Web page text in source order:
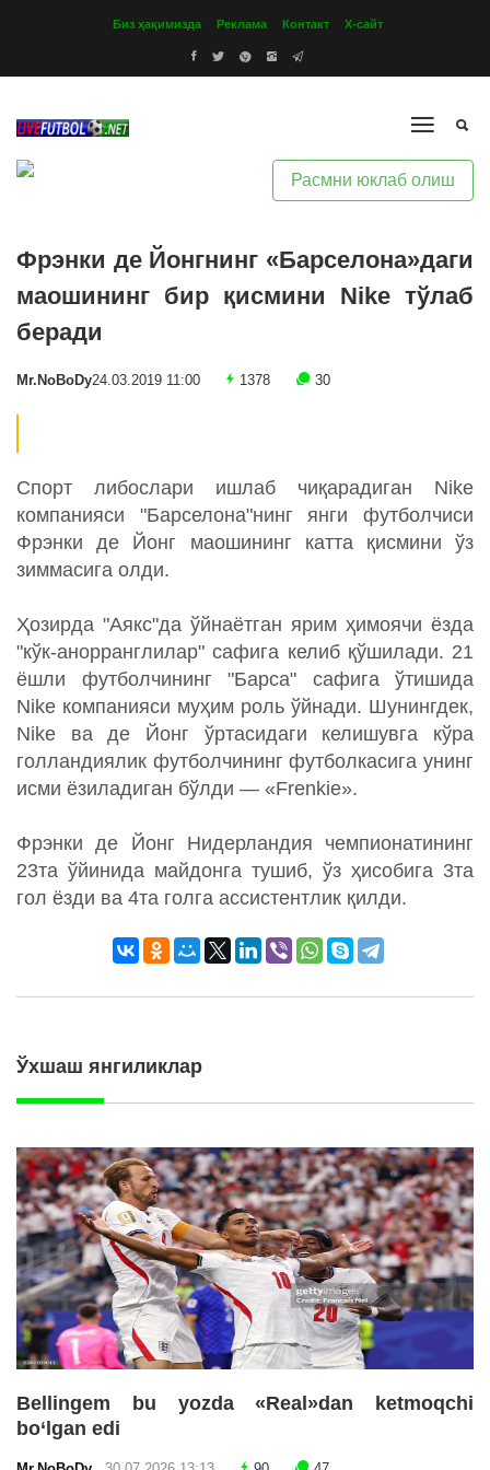
Биз ҳақимизда Реклама Контакт Х-сайт
Расмни юклаб олиш
Фрэнки де Йонгнинг «Барселона»даги
маошининг бир қисмини Nike тўлаб
беради
Mr.NoBoDy24.03.2019 11:00 1378 30
Спорт либослари ишлаб чиқарадиган Nike
компанияси "Барселона"нинг янги футболчиси
Фрэнки де Йонг маошининг катта қисмини ўз
зиммасига олди.
Ҳозирда "Аякс"да ўйнаётган ярим ҳимоячи ёзда
"кўк-анорранглилар" сафига келиб қўшилади. 21
ёшли футболчининг "Барса" сафига ўтишида
Nike компанияси муҳим роль ўйнади. Шунингдек,
Nike ва де Йонг ўртасидаги келишувга кўра
голландиялик футболчининг футболкасига унинг
исми ёзиладиган бўлди — «Frenkie».
Фрэнки де Йонг Нидерландия чемпионатининг
23та ўйинида майдонга тушиб, ўз ҳисобига 3та
гол ёзди ва 4та голга ассистентлик қилди.
Ўхшаш янгиликлар
Bellingem bu yozda «Real»dan ketmoqchi
bo‘lgan edi